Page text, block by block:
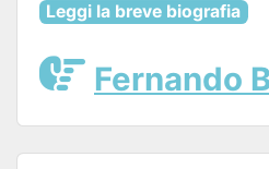
Leggi la breve biografia
Fernando